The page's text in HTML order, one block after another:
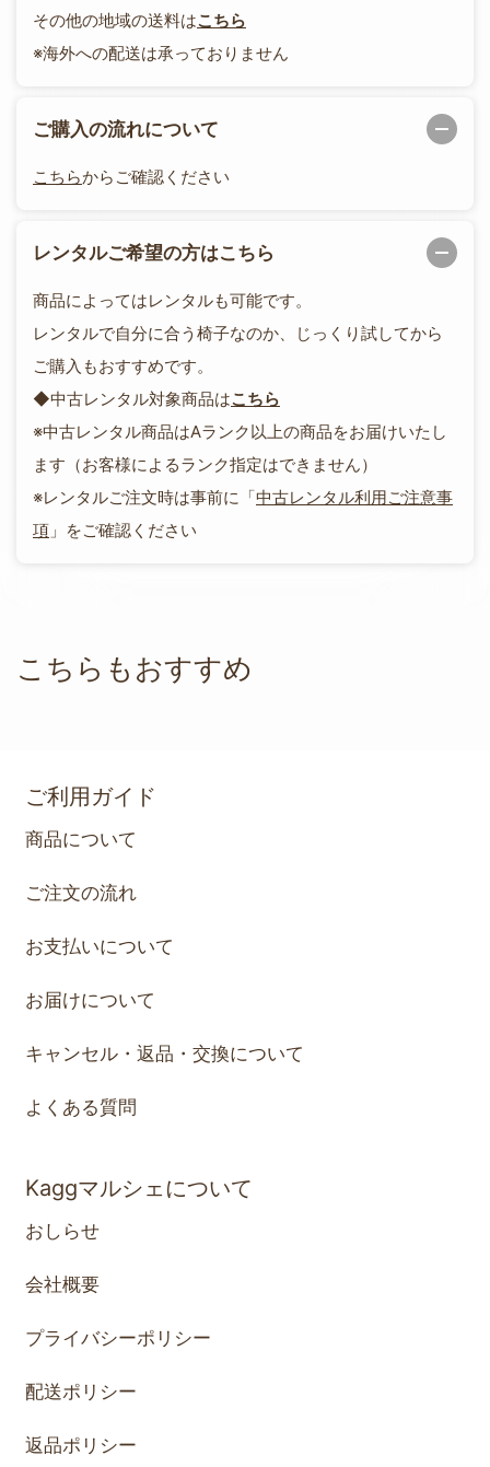
その他の地域の送料はこちら
※海外への配送は承っておりません
ご購入の流れについて
こちらからご確認ください
レンタルご希望の方はこちら
商品によってはレンタルも可能です。
レンタルで自分に合う椅子なのか、じっくり試してから
ご購入もおすすめです。
◆中古レンタル対象商品はこちら
※中古レンタル商品はAランク以上の商品をお届けいたし
ます（お客様によるランク指定はできません）
※レンタルご注文時は事前に「中古レンタル利用ご注意事
項 」をご確認ください
こちらもおすすめ
ご利用ガイド
商品について
ご注文の流れ
お支払いについて
お届けについて
キャンセル・返品・交換について
よくある質問
Kaggマルシェについて
おしらせ
会社概要
プライバシーポリシー
配送ポリシー
返品ポリシー